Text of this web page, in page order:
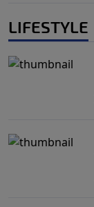
LIFESTYLE